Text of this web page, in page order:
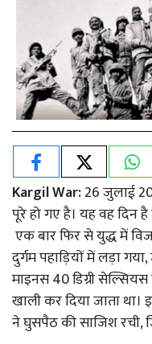
Kargil War:26 जुलाई
पूरे हो गए है। यह वह दिन
एक बार फिर से युद्ध में
दुर्गम पहाड़ियों में लड़ा
माइनस 40 डिग्री सेल्सियस
खाली कर दिया जाता था।
ने घुसपैठ की साजिश रची,